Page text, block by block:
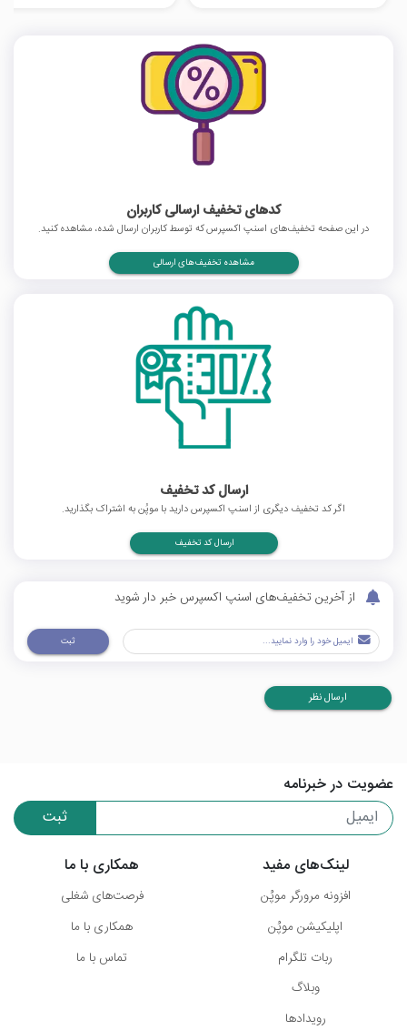
کدهای تخفیف ارسالی کاربران
در این صفحه تخفیف‌های اسنپ اکسپرس که توسط کاربران ارسال شده، مشاهده کنید.
مشاهده تخفیف‌های ارسالی
ارسال کد تخفیف
اگر کد تخفیف دیگری از اسنپ اکسپرس دارید با موپُن به اشتراک بگذارید.
ارسال کد تخفیف
از آخرین تخفیف‌های اسنپ اکسپرس خبر دار شوید
ثبت
ارسال نظر
عضویت در خبرنامه
ثبت
لینک‌های مفید
افزونه مرورگر موپُن
اپلیکیشن موپُن
ربات تلگرام
وبلاگ
رویدادها
همکاری با ما
فرصت‌های شغلی
همکاری با ما
تماس با ما